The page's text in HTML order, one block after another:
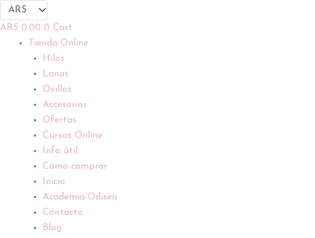
al
contenido
ARS 0.00 0 Cart
Tienda Online
Hilos
Lanas
Ovillos
Accesorios
Ofertas
Cursos Online
Info útil
Cómo comprar
Inicio
Academia Odisea
Contacto
Blog